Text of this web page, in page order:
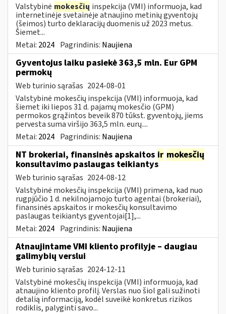
Valstybinė mokesčių inspekcija (VMI) informuoja, kad
internetinėje svetainėje atnaujino metinių gyventojų
(šeimos) turto deklaracijų duomenis už 2023 metus.
Šiemet...
Metai: 2024 Pagrindinis: Naujiena
Gyventojus laiku pasiekė 363,5 mln. Eur GPM
permokų
Web turinio sąrašas 2024-08-01
Valstybinė mokesčių inspekcija (VMI) informuoja, kad
šiemet iki liepos 31 d. pajamų mokesčio (GPM)
permokos grąžintos beveik 870 tūkst. gyventojų, jiems
pervesta suma viršijo 363,5 mln. eurų....
Metai: 2024 Pagrindinis: Naujiena
NT brokeriai, finansinės apskaitos ir mokesčių
konsultavimo paslaugas teikiantys
Web turinio sąrašas 2024-08-12
Valstybinė mokesčių inspekcija (VMI) primena, kad nuo
rugpjūčio 1 d. nekilnojamojo turto agentai (brokeriai),
finansinės apskaitos ir mokesčių konsultavimo
paslaugas teikiantys gyventojai[1],...
Metai: 2024 Pagrindinis: Naujiena
Atnaujintame VMI kliento profilyje – daugiau
galimybių verslui
Web turinio sąrašas 2024-12-11
Valstybinė mokesčių inspekcija (VMI) informuoja, kad
atnaujino kliento profilį. Verslas nuo šiol gali sužinoti
detalią informaciją, kodėl suveikė konkretus rizikos
rodiklis, palyginti savo...